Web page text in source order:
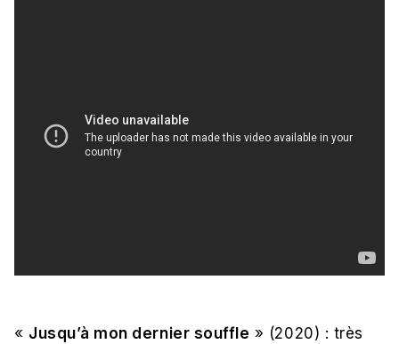
« Jusqu’à mon dernier souffle » (2020) : très